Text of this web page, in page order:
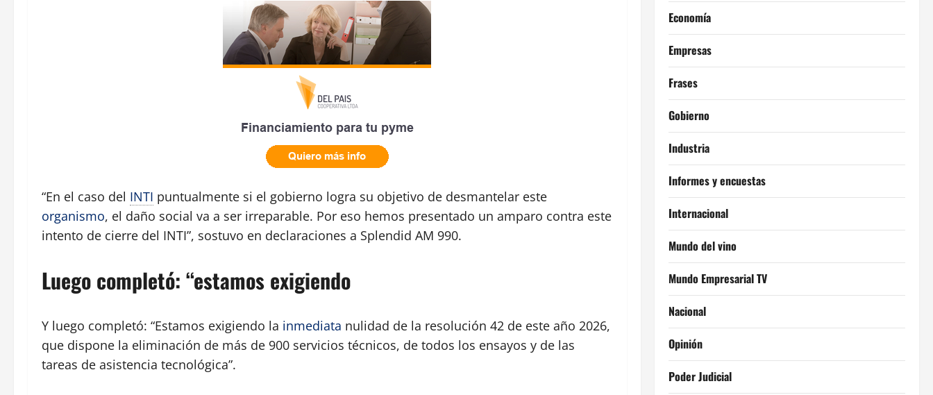
“En el caso del INTI puntualmente si el gobierno logra su objetivo de desmantelar este
organismo, el daño social va a ser irreparable. Por eso hemos presentado un amparo contra este
intento de cierre del INTI”, sostuvo en declaraciones a Splendid AM 990.
Luego completó: “estamos exigiendo
Y luego completó: “Estamos exigiendo la inmediata nulidad de la resolución 42 de este año 2026,
que dispone la eliminación de más de 900 servicios técnicos, de todos los ensayos y de las
tareas de asistencia tecnológica”.
Economía
Empresas
Frases
Gobierno
Industria
Informes y encuestas
Internacional
Mundo del vino
Mundo Empresarial TV
Nacional
Opinión
Poder Judicial